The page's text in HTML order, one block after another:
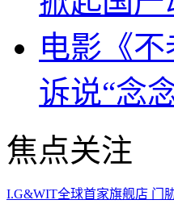
电影《
诉说“念
焦点关注
I.G&WIT全球首家旗舰店 门